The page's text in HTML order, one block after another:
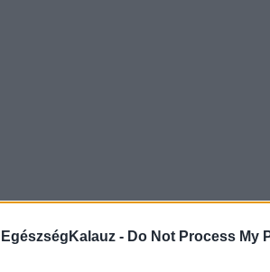
EgészségKalauz - Do Not Process My